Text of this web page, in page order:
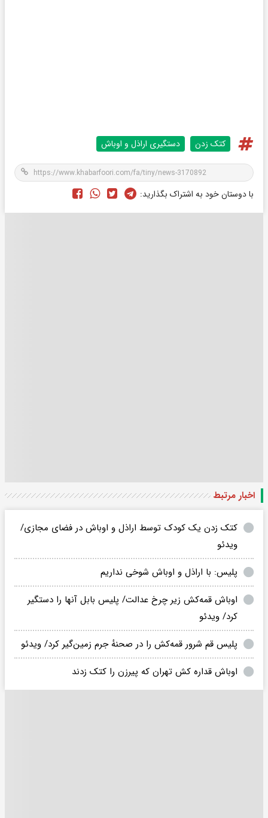
کتک زدن دستگیری اراذل و اوباش
با دوستان خود به اشتراک بگذارید:
اخبار مرتبط
کتک زدن یک کودک توسط اراذل و اوباش در فضای مجازی/
ویدئو
پلیس: با اراذل‌ و اوباش شوخی نداریم
اوباش قمه‌کش زیر چرخ عدالت/ پلیس بابل آنها را دستگیر
کرد/ ویدئو
پلیس قم شرور قمه‌کش را در صحنهٔ جرم زمین‌گیر کرد/ ویدئو
اوباش قداره کش تهران که پیرزن را کتک زدند